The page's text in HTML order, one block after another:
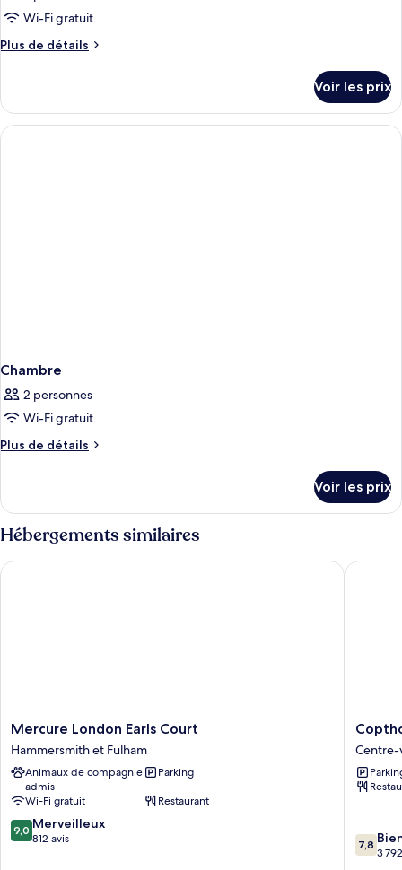
Wi-Fi gratuit
Plus de détails
Plus
le
type
de
Voir les prix
Chambre
2 personnes
Wi-Fi gratuit
Plus de détails
Plus
le
type
de
chambre
Chambre
Voir les prix
Hébergements similaires
Mercure
London
Earls
Court
Hammersmith
et
Fulham
Mercure London Earls Court
Hammersmith et Fulham
Animaux de compagnie
admis
Parking
Wi-Fi gratuit
Restaurant
9.0
sur
9,0 Merveilleux
812 avis
Mercure London Earls Court
Tara
Hotel
London
de
Londres
Centre-
7.8
sur
7,8
3